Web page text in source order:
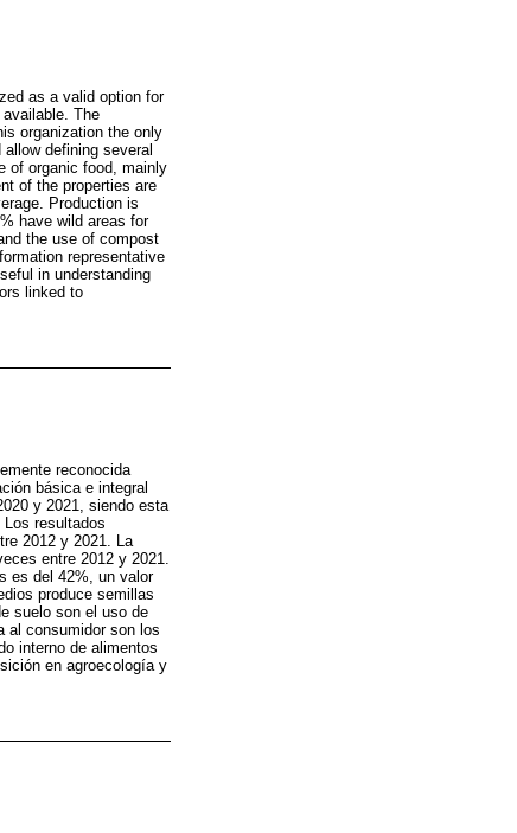
as a valid option for
The
organization the only
defining several
of organic food, mainly
of the properties are
Production is
have wild areas for
the use of compost
representative
in understanding
linked to
reconocida
básica e integral
y 2021, siendo esta
resultados
2012 y 2021. La
entre 2012 y 2021.
es del 42%, un valor
produce semillas
suelo son el uso de
al consumidor son los
interno de alimentos
en agroecología y